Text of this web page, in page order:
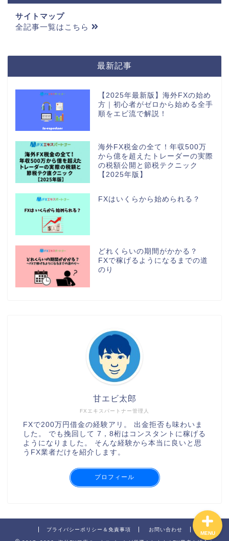
サイトマップ
全記事一覧はこちら
最新記事
【2025年最新版】海外FXの始め
方｜初心者がゼロから始める全手
順をエビ流で解説！
海外FX税金の全て！年収500万
から億を超えたトレーダーの実際
の税額公開と節税テクニック
【2025年版】
FXはいくらから始められる？
どれくらいの期間がかかる？
FXで稼げるようになるまでの道
のり
FXエキスパートナー管理人
甘エビ太郎
FXで200万円借金の経験アリ。 出金拒否も味わいま
した。 でも挽回して 7，8桁はコンスタントに稼げる
ようになりました。 そんな経験から本当に良いと思
うFX業者だけを紹介します。
プロフィール
プライバシーポリシー＆免責事項 お問い合わせ
MENU
AXIORYの口座開設の手順
TitanFXの口座開設の手順